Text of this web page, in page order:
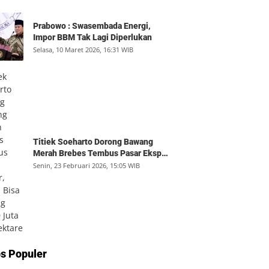
Prabowo : Swasembada Energi,
Impor BBM Tak Lagi Diperlukan
Selasa, 10 Maret 2026, 16:31 WIB
Titiek Soeharto Dorong Bawang
Merah Brebes Tembus Pasar Ekspor,
Petani Bisa Untung Rp350 Juta per
Senin, 23 Februari 2026, 15:05 WIB
Populer
1
Nobel